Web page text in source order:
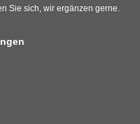
Sie sich, wir ergänzen gerne.